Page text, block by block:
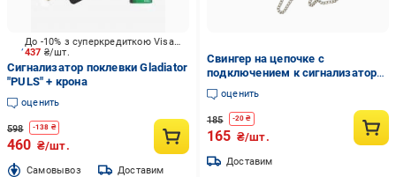
437 ₴/шт.
До -10% з суперкредиткою Visa Вигода
Сигнализатор поклевки Gladiator
"PULS" + крона
оценить
598 -138 ₴
460 ₴/шт.
Cамовывоз Доставим
Свингер на цепочке с
подключением к сигнализатору
Желтый (23887212)
оценить
185 -20 ₴
165 ₴/шт.
Доставим